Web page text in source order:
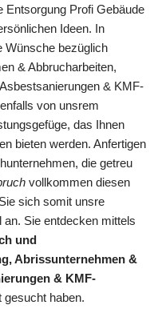
Entsorgung Profi Gebäude
Ideen. In
Wünsche bezüglich
& Abbrucharbeiten,
& KMF-
von unsrem
das Ihnen
bieten werden. Anfertigen
die getreu
vollkommen diesen
sich somit unsre
Sie entdecken mittels
und
Abrissunternehmen &
& KMF-
gesucht haben.